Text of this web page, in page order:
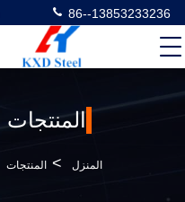
86--13853233236
المنتجات
المنزل > المنتجات